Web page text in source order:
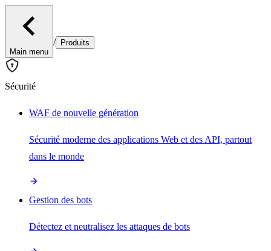
Main menu
/ Produits
Sécurité
WAF de nouvelle génération
Sécurité moderne des applications Web et des API, partout
dans le monde
Gestion des bots
Détectez et neutralisez les attaques de bots